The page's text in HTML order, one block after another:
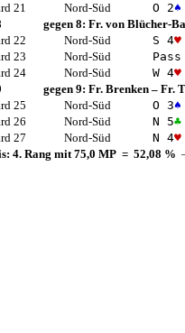
21
Nord-Süd O 2♠
gegen 8: Fr. von Blücher-
22
Nord-Süd S 4♥
23
Nord-Süd
Pass
24
Nord-Süd W 4♥
gegen 9: Fr. Brenken – Fr.
25
Nord-Süd O 3♠
26
Nord-Süd N 5♣
27
Nord-Süd N 4♥
4. Rang mit 75,0 MP = 52,08 %